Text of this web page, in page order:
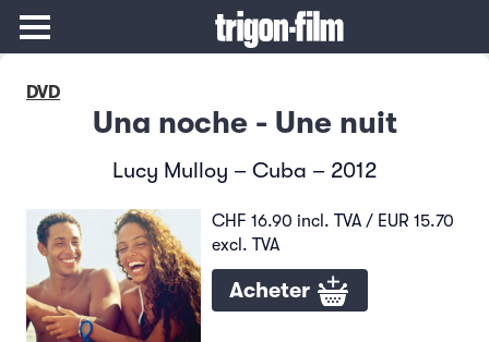
DVD
Una noche - Une nuit
Lucy Mulloy – Cuba – 2012
CHF 16.90 incl. TVA / EUR 15.70
excl. TVA
Acheter